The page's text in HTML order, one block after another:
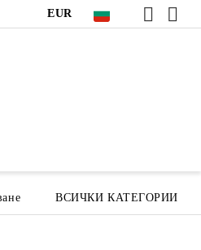
EUR
ВСИЧКИ КАТЕГОРИИ